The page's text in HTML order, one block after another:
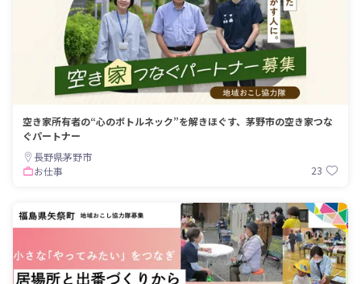
空き家所有者の“心のボトルネック”を解きほぐす、茅野市の空き家つな
ぐパートナー
長野県茅野市
お仕事
23